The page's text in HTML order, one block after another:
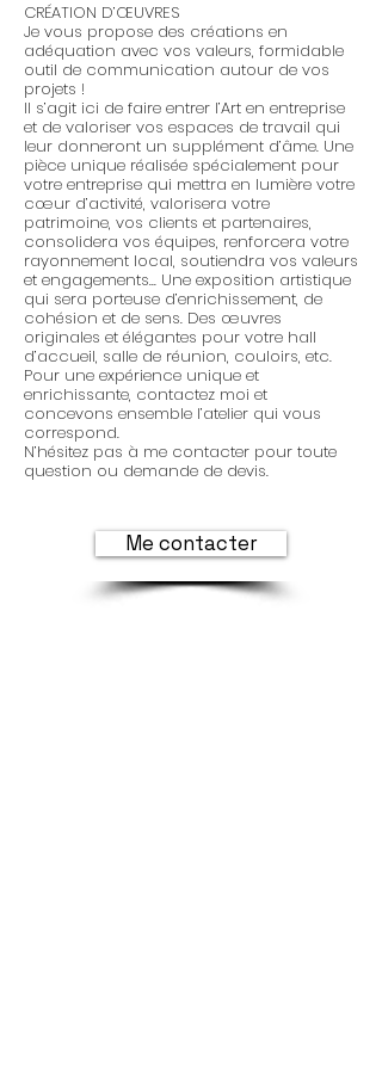
CRÉATION D’ŒUVRES
Je vous propose des créations en
adéquation avec vos valeurs, formidable
outil de communication autour de vos
projets !
Il s’agit ici de faire entrer l’Art en entreprise
et de valoriser vos espaces de travail qui
leur donneront un supplément d’âme. Une
pièce unique réalisée spécialement pour
votre entreprise qui mettra en lumière votre
cœur d’activité, valorisera votre
patrimoine, vos clients et partenaires,
consolidera vos équipes, renforcera votre
rayonnement local, soutiendra vos valeurs
et engagements... Une exposition artistique
qui sera porteuse d’enrichissement, de
cohésion et de sens. Des œuvres
originales et élégantes pour votre hall
d’accueil, salle de réunion, couloirs, etc.
Pour une expérience unique et
enrichissante, contactez moi et
concevons ensemble l’atelier qui vous
correspond.
N’hésitez pas à me contacter pour toute
question ou demande de devis.
Me contacter